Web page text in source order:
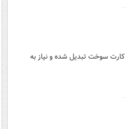
سوخت تبدیل شده و نیاز به